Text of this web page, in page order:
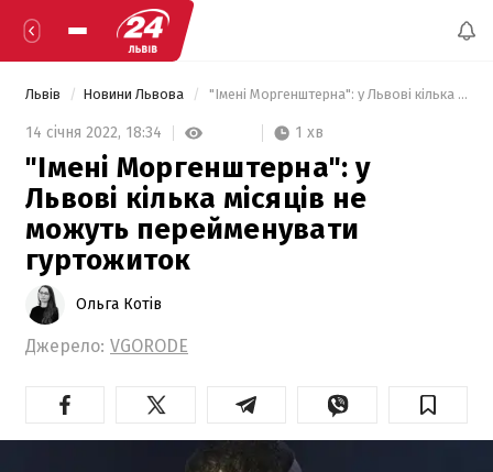
Львів Новини Львова "Імені Моргенштерна": у Львові кілька місяців не можуть перейменувати гуртожиток
14 січня 2022, 18:34 1 хв
"Імені Моргенштерна": у
Львові кілька місяців не
можуть перейменувати
гуртожиток
Ольга Котів
Джерело: VGORODE